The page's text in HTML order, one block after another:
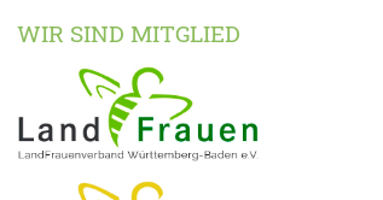
WIR SIND MITGLIED